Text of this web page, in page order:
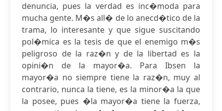
denuncia, pues la verdad es inc�moda para
mucha gente. M�s all� de lo anecd�tico de la
trama, lo interesante y que sigue suscitando
pol�mica es la tesis de que el enemigo m�s
peligroso de la raz�n y de la libertad es la
opini�n de la mayor�a. Para Ibsen la
mayor�a no siempre tiene la raz�n, muy al
contrario, nunca la tiene, es la minor�a la que
la posee, pues �la mayor�a tiene la fuerza,